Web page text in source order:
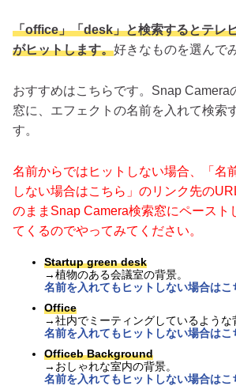
「office」「desk」と検索するとテレ
がヒットします。好きなものを選んで
おすすめはこちらです。Snap Camera
窓に、エフェクトの名前を入れて検索
す。
名前からではヒットしない場合、「名
しない場合はこちら」のリンク先の
のままSnap Camera検索窓にペースト
てくるのでやってみてください。
Startup green desk
→植物のある会議室の背景。
名前を入れてもヒットしない場合はこ
Office
→社内でミーティングしているような
名前を入れてもヒットしない場合はこ
Officeb Background
→おしゃれな室内の背景。
名前を入れてもヒットしない場合はこ